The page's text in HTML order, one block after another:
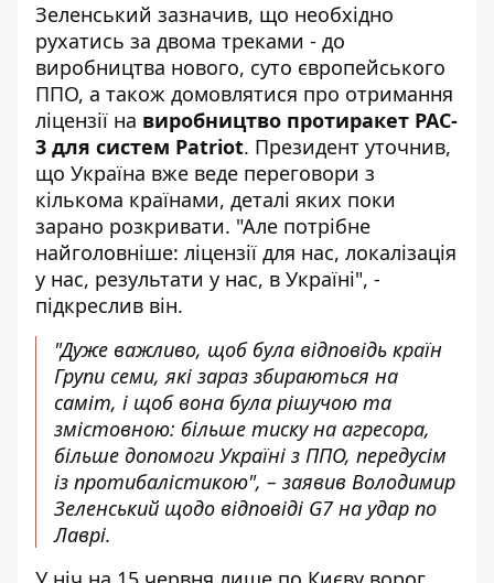
Зеленський зазначив, що необхідно
рухатись за двома треками - до
виробництва нового, суто європейського
ППО, а також домовлятися про отримання
ліцензії на виробництво протиракет PAC-
3 для систем Patriot. Президент уточнив,
що Україна вже веде переговори з
кількома країнами, деталі яких поки
зарано розкривати. "Але потрібне
найголовніше: ліцензії для нас, локалізація
у нас, результати у нас, в Україні", -
підкреслив він.
"Дуже важливо, щоб була відповідь країн
Групи семи, які зараз збираються на
саміт, і щоб вона була рішучою та
змістовною: більше тиску на агресора,
більше допомоги Україні з ППО, передусім
із протибалістикою", – заявив Володимир
Зеленський щодо відповіді G7 на удар по
Лаврі.